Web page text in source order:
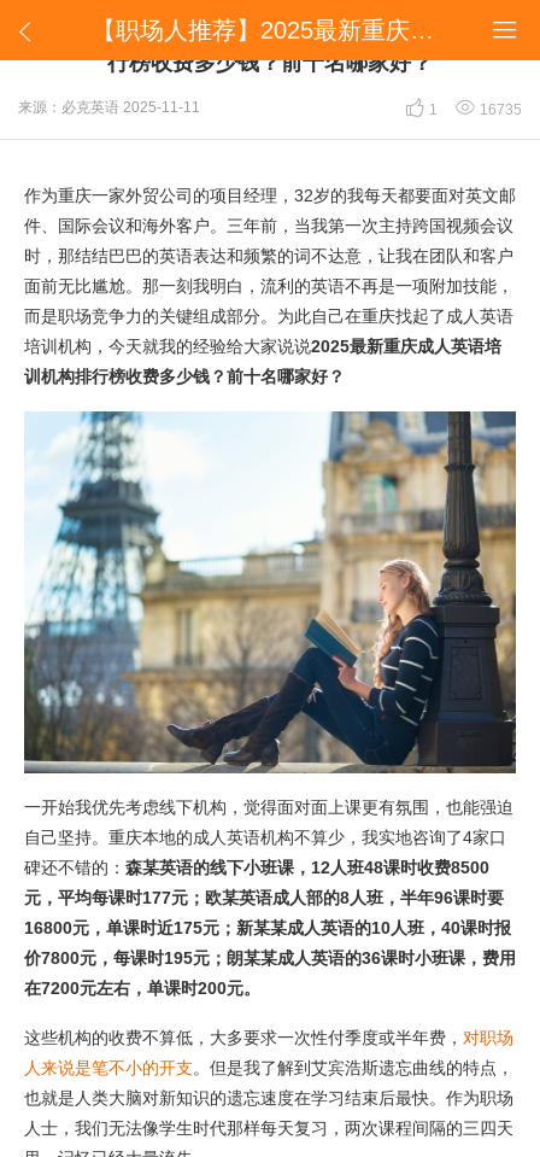
 
【职场人推荐】2025最新重庆成人英语培训机构排行榜收费多少钱？前十名哪家好？
【职场人推荐】2025最新重庆成人英语培训机构排
行榜收费多少钱？前十名哪家好？
来源：必克英语 2025-11-11  1  16735
作为重庆一家外贸公司的项目经理，32岁的我每天都要面对英文邮
件、国际会议和海外客户。三年前，当我第一次主持跨国视频会议
时，那结结巴巴的英语表达和频繁的词不达意，让我在团队和客户
面前无比尴尬。那一刻我明白，流利的英语不再是一项附加技能，
而是职场竞争力的关键组成部分。为此自己在重庆找起了成人英语
培训机构，今天就我的经验给大家说说2025最新重庆成人英语培
训机构排行榜收费多少钱？前十名哪家好？
一开始我优先考虑线下机构，觉得面对面上课更有氛围，也能强迫
自己坚持。重庆本地的成人英语机构不算少，我实地咨询了4家口
碑还不错的： 森某英语的线下小班课，12人班48课时收费8500
元，平均每课时177元；欧某英语成人部的8人班，半年96课时要
16800元，单课时近175元；新某某成人英语的10人班，40课时报
价7800元，每课时195元；朗某某成人英语的36课时小班课，费用
在7200元左右，单课时200元。
这些机构的收费不算低，大多要求一次性付季度或半年费， 对职场
人来说是笔不小的开支。但是我了解到艾宾浩斯遗忘曲线的特点，
也就是人类大脑对新知识的遗忘速度在学习结束后最快。作为职场
人士，我们无法像学生时代那样每天复习，两次课程间隔的三四天